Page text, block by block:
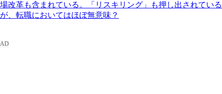
場改革も含まれている。「リスキリング」も押し出されている
が、転職においてはほぼ無意味？